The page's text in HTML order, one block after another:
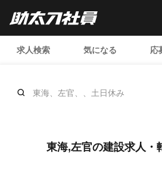
求人検索 気になる 応
東海、左官、、土日休み
東海,左官の建設求人・